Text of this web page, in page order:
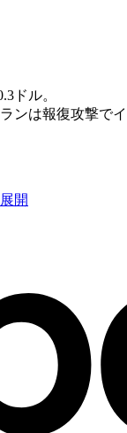
ドル。
ンは報復攻撃で
開